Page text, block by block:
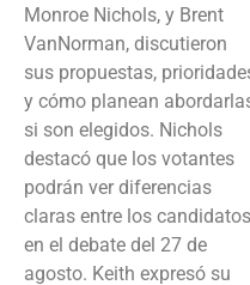
Monroe Nichols, y Brent
VanNorman, discutieron
sus propuestas,
y cómo planean
si son elegidos. Nichols
destacó que los votantes
podrán ver diferencias
claras entre los candidatos
en el debate del 27 de
agosto. Keith expresó su